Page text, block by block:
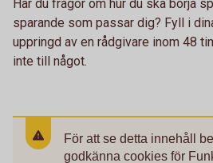
Har du frågor om hur du ska börja
sparande som passar dig? Fyll i
uppringd av en rådgivare inom 48
inte till något.
För att se detta innehåll
godkänna cookies för